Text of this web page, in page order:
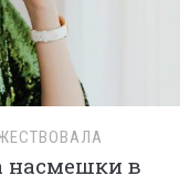
насмешки в